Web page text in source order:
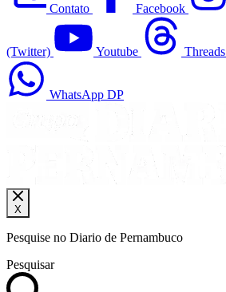
Contato Facebook
(Twitter) Youtube Threads
WhatsApp DP
X
Pesquise no Diario de Pernambuco
Pesquisar